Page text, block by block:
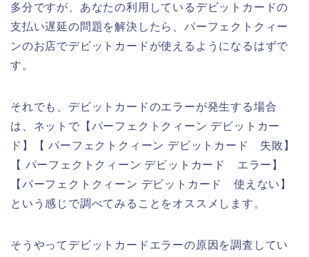
多分ですが、あなたの利用しているデビットカードの
支払い遅延の問題を解決したら、パーフェクトクィー
ンのお店でデビットカードが使えるようになるはずで
す。
それでも、デビットカードのエラーが発生する場合
は、ネットで【パーフェクトクィーン デビットカー
ド】【 パーフェクトクィーン デビットカード 失敗】
【 パーフェクトクィーン デビットカード エラー】
【パーフェクトクィーン デビットカード 使えない】
という感じで調べてみることをオススメします。
そうやってデビットカードエラーの原因を調査してい